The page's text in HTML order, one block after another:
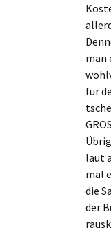
man
für
laut
mal
die
der